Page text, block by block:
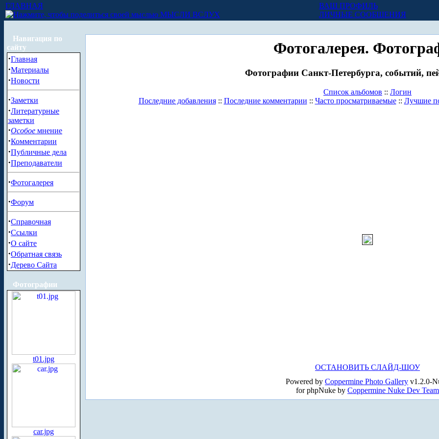
ГЛАВНАЯ
МЫСЛИ ВСЛУХ
ВАШ ПРОФИЛЬ
ЛИЧНЫЕ СООБЩЕНИЯ
Навигация по
сайту
·Главная
·Материалы
·Новости
·Заметки
·Литературные
заметки
·Особое мнение
·Комментарии
·Публичные дела
·Преподаватели
·Фотогалерея
·Форум
·Справочная
·Ссылки
·О сайте
·Обратная связь
·Дерево Сайта
Фотографии
t01.jpg
car.jpg
Фотогалерея.
Фотографии Санкт-Петербурга, событий,
Список альбомов :: Логин
Последние добавления:: Последние комментарии :: Часто просматриваемые:: Лучшие
ОСТАНОВИТЬ СЛАЙД-ШОУ
Powered by Coppermine Photo Gallery v1.2.0-
for phpNuke by Coppermine Nuke Dev Team